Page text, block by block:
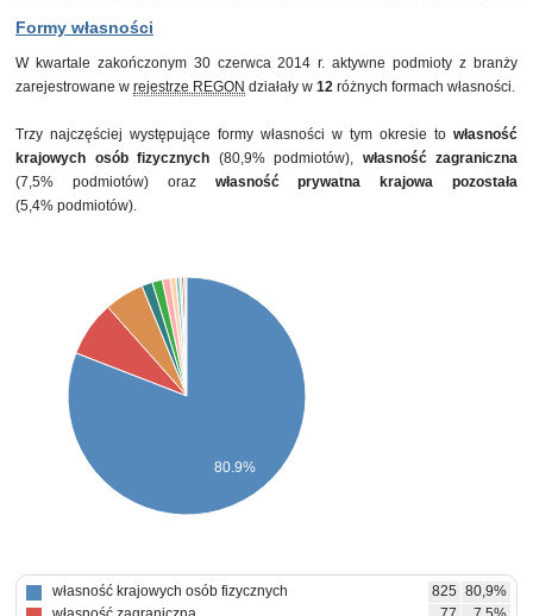
Formy własności
W kwartale zakończonym 30 czerwca 2014 r. aktywne podmioty z branży
zarejestrowane w rejestrze REGON działały w 12 różnych formach własności.
Trzy najczęściej występujące formy własności w tym okresie to własność
krajowych osób fizycznych (80,9% podmiotów), własność zagraniczna
(7,5% podmiotów) oraz własność prywatna krajowa pozostała
(5,4% podmiotów).
80.9%
własność krajowych osób fizycznych 825 80,9%